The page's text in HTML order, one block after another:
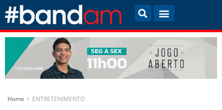
Home ENTRETENIMENTO